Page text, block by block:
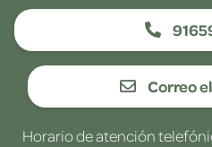
Correo
Horario de atención